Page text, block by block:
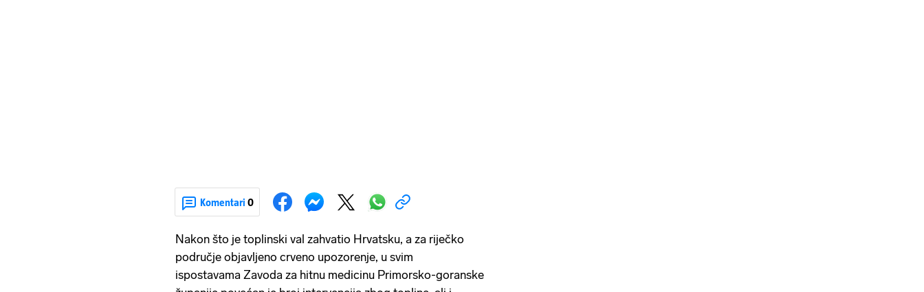
Komentari 0
Nakon što je toplinski val zahvatio Hrvatsku, a za riječko
područje objavljeno crveno upozorenje, u svim
ispostavama Zavoda za hitnu medicinu Primorsko-goranske